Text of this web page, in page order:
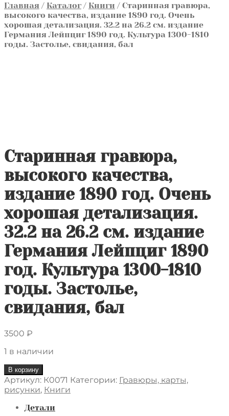
Главная / Каталог / Книги / Старинная гравюра,
высокого качества, издание 1890 год. Очень
хорошая детализация. 32.2 на 26.2 см. издание
Германия Лейпциг 1890 год. Культура 1300-1810
годы. Застолье, свидания, бал
Старинная гравюра,
высокого качества,
издание 1890 год. Очень
хорошая детализация.
32.2 на 26.2 см. издание
Германия Лейпциг 1890
год. Культура 1300-1810
годы. Застолье,
свидания, бал
3500 ₽
1 в наличии
Количество
товара
Старинная
высокого
В корзину
Артикул: К0071 Категории: Гравюры, карты,
рисунки, Книги
Детали